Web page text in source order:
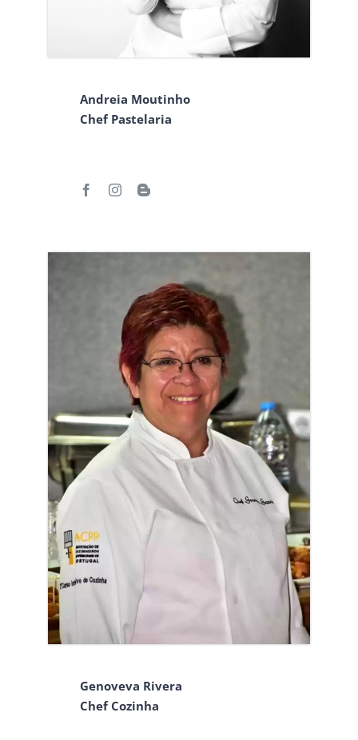
Andreia Moutinho
Chef Pastelaria
Genoveva Rivera
Chef Cozinha